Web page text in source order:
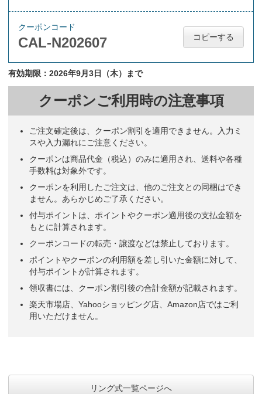
クーポンコード
CAL-N202607 コピーする
有効期限：2026年9月3日（木）まで
クーポンご利用時の注意事項
ご注文確定後は、クーポン割引を適用できません。入力ミ
スや入力漏れにご注意ください。
クーポンは商品代金（税込）のみに適用され、送料や各種
手数料は対象外です。
クーポンを利用したご注文は、他のご注文との同梱はでき
ません。あらかじめご了承ください。
付与ポイントは、ポイントやクーポン適用後の支払金額を
もとに計算されます。
クーポンコードの転売・譲渡などは禁止しております。
ポイントやクーポンの利用額を差し引いた金額に対して、
付与ポイントが計算されます。
領収書には、クーポン割引後の合計金額が記載されます。
楽天市場店、Yahooショッピング店、Amazon店ではご利
用いただけません。
リング式一覧ページへ